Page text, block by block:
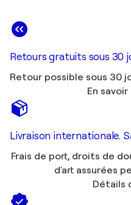
Retours gratuits sous 30
Retour possible sous 30
En savoir
Livraison internationale.
Frais de port, droits de
d'art assurées
Détails